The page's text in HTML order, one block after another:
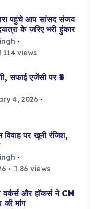
पहुंचे आप सांसद संजय
के जरिए भरी हुंकार
114 views
सफाई एजेंसी पर ₹3
4, 2026
पर खूनी रंजिश,
86 views
और हॉकर्स ने CM
की मांग